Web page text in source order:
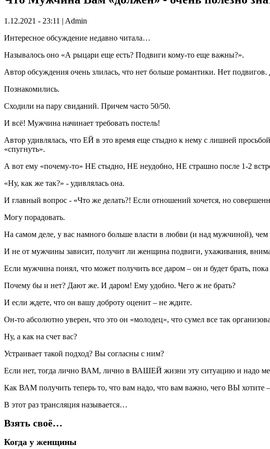
1.12.2021 - 23:11 | Admin
Интересное обсуждение недавно читала…
Называлось оно «А рыцари еще есть? Подвиги кому-то еще важны?».
Автор обсуждения очень злилась, что нет больше романтики. Нет
Познакомились.
Сходили на пару свиданий. Причем часто 50/50.
И всё! Мужчина начинает требовать постель!
Автор удивлялась, что ЕЙ в это время еще стыдно к нему с лишней
«спугнуть».
А вот ему «почему-то» НЕ стыдно, НЕ неудобно, НЕ страшно после 1-2
«Ну, как же так?» - удивлялась она.
И главный вопрос - «Что же делать?! Если отношений хочется, но
Могу порадовать.
На самом деле, у вас намного больше власти в любви (и над мужчиной), чем
И не от мужчины зависит, получит ли женщина подвиги, ухаживания,
Если мужчина понял, что может получить все даром – он и будет брать,
Почему бы и нет? Дают же. И даром! Ему удобно. Чего ж не брать?
И если ждете, что он вашу доброту оценит – не ждите.
Он-то абсолютно уверен, что это он «молодец», что сумел все так
Ну, а как на счет вас?
Устраивает такой подход? Вы согласны с ним?
Если нет, тогда лично ВАМ, лично в ВАШЕЙ жизни эту ситуацию и надо
Как ВАМ получить теперь то, что вам надо, что вам важно, чего ВЫ хотите –
В этот раз трансляция называется…
Взять своё…
Когда у женщины